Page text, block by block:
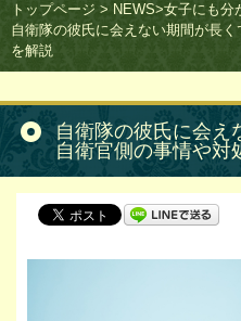
トップページ > NEWS>女子にも分
自衛隊の彼氏に会えない期間が長
を解説
自衛隊の彼氏に会え
自衛官側の事情や対